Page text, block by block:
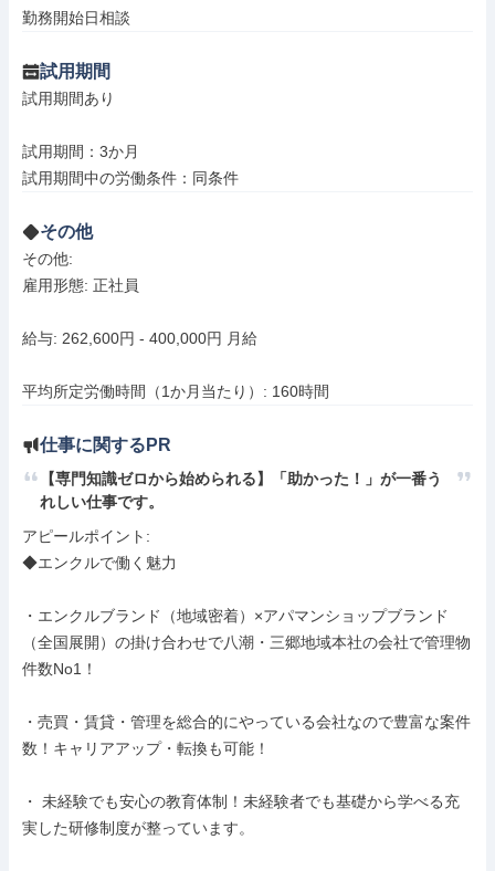
勤務開始日相談
試用期間
試用期間あり
試用期間：3か月
試用期間中の労働条件：同条件
その他
その他:
雇用形態: 正社員
給与: 262,600円 - 400,000円 月給
平均所定労働時間（1か月当たり）: 160時間
仕事に関するPR
【専門知識ゼロから始められる】「助かった！」が一番う
れしい仕事です。
アピールポイント:
◆エンクルで働く魅力
・エンクルブランド（地域密着）×アパマンショップブランド
（全国展開）の掛け合わせで八潮・三郷地域本社の会社で管理物
件数No1！
・売買・賃貸・管理を総合的にやっている会社なので豊富な案件
数！キャリアアップ・転換も可能！
・ 未経験でも安心の教育体制！未経験者でも基礎から学べる充
実した研修制度が整っています。